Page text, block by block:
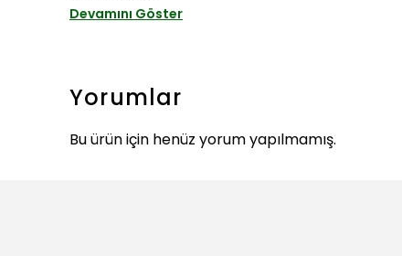
Devamını Göster
Yorumlar
Bu ürün için henüz yorum yapılmamış.